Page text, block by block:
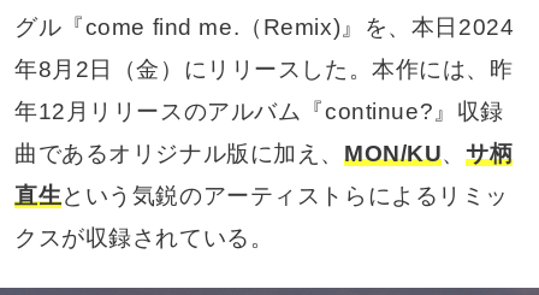
グル『come find me.（Remix)』を、本日2024
年8月2日（金）にリリースした。本作には、昨
年12月リリースのアルバム『continue?』収録
曲であるオリジナル版に加え、 MON/KU、 サ柄
直生という気鋭のアーティストらによるリミッ
クスが収録されている。